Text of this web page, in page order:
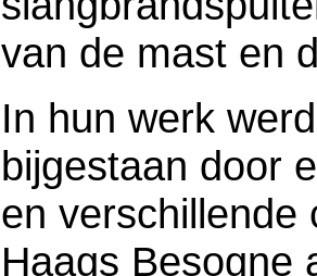
van de mast en
In hun werk
bijgestaan door
en verschillende
Haags Besogne